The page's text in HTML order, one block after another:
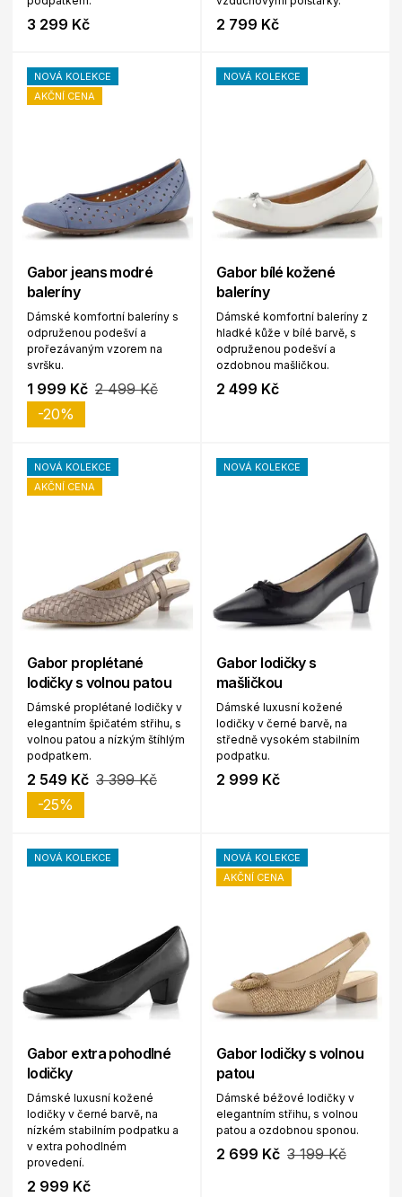
3 299 Kč 2 799 Kč
NOVÁ KOLEKCE
AKČNÍ CENA
Gabor jeans modré
baleríny
Dámské komfortní baleríny s
odpruženou podešví a
prořezávaným vzorem na
svršku.
1 999 Kč 2 499 Kč
-20%
NOVÁ KOLEKCE
Gabor bílé kožené
baleríny
Dámské komfortní baleríny z
hladké kůže v bílé barvě, s
odpruženou podešví a
ozdobnou mašličkou.
2 499 Kč
NOVÁ KOLEKCE
AKČNÍ CENA
Gabor proplétané
lodičky s volnou patou
Dámské proplétané lodičky v
elegantním špičatém střihu, s
volnou patou a nízkým štíhlým
podpatkem.
2 549 Kč 3 399 Kč
-25%
NOVÁ KOLEKCE
Gabor lodičky s
mašličkou
Dámské luxusní kožené
lodičky v černé barvě, na
středně vysokém stabilním
podpatku.
2 999 Kč
NOVÁ KOLEKCE
Gabor extra pohodlné
lodičky
Dámské luxusní kožené
lodičky v černé barvě, na
nízkém stabilním podpatku a
v extra pohodlném
provedení.
2 999 Kč
NOVÁ KOLEKCE
AKČNÍ CENA
Gabor lodičky s volnou
patou
Dámské béžové lodičky v
elegantním střihu, s volnou
patou a ozdobnou sponou.
2 699 Kč 3 199 Kč